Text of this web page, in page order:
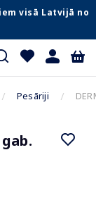
visā Latvijā no
Pesāriji